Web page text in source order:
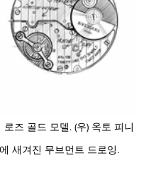
즈 골드 모델. (우) 옥토 피니
새겨진 무브먼트 드로잉.